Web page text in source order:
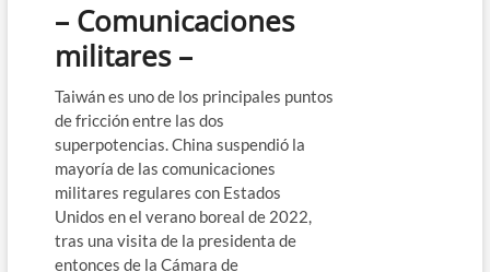
– Comunicaciones
militares –
Taiwán es uno de los principales puntos
de fricción entre las dos
superpotencias. China suspendió la
mayoría de las comunicaciones
militares regulares con Estados
Unidos en el verano boreal de 2022,
tras una visita de la presidenta de
entonces de la Cámara de